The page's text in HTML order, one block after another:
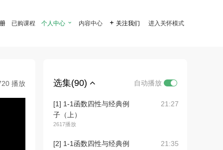
已购课程 个人中心  内容中心  关注我们 进入关怀模式
播放 选集(90) 自动播放
[1] 1-1函数四性与经典例
子（上）
2617播放
21:27
[2] 1-1函数四性与经典例
21:35